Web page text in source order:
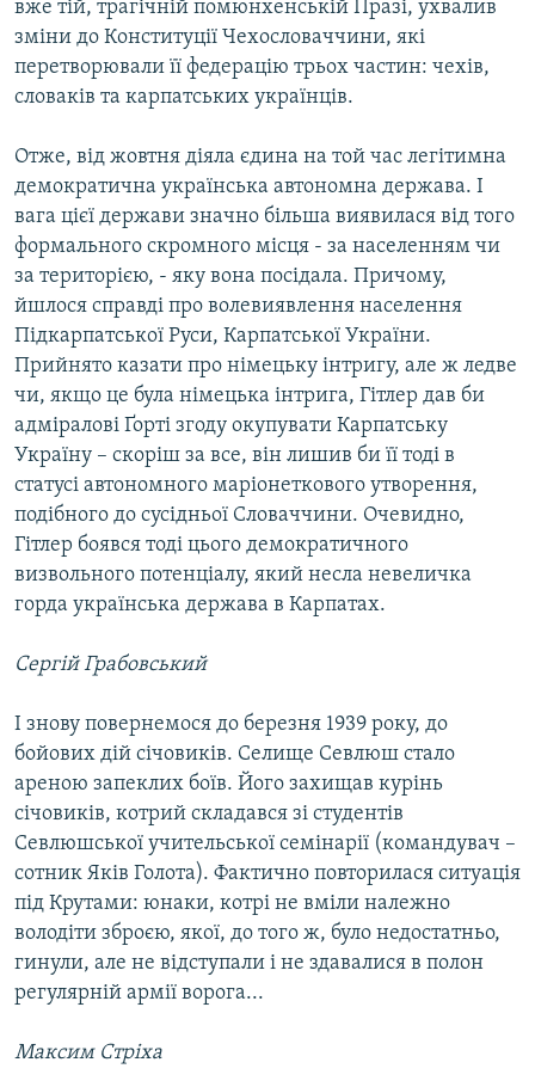
вже тій, трагічній помюнхенській Празі, ухвалив
зміни до Конституції Чехословаччини, які
перетворювали її федерацію трьох частин: чехів,
словаків та карпатських українців.
Отже, від жовтня діяла єдина на той час легітимна
демократична українська автономна держава. І
вага цієї держави значно більша виявилася від того
формального скромного місця - за населенням чи
за територією, - яку вона посідала. Причому,
йшлося справді про волевиявлення населення
Підкарпатської Руси, Карпатської України.
Прийнято казати про німецьку інтригу, але ж ледве
чи, якщо це була німецька інтрига, Гітлер дав би
адміралові Ґорті згоду окупувати Карпатську
Україну – скоріш за все, він лишив би її тоді в
статусі автономного маріонеткового утворення,
подібного до сусідньої Словаччини. Очевидно,
Гітлер боявся тоді цього демократичного
визвольного потенціалу, який несла невеличка
горда українська держава в Карпатах.
Сергій Грабовський
І знову повернемося до березня 1939 року, до
бойових дій січовиків. Селище Севлюш стало
ареною запеклих боїв. Його захищав курінь
січовиків, котрий складався зі студентів
Севлюшської учительської семінарії (командувач –
сотник Яків Голота). Фактично повторилася ситуація
під Крутами: юнаки, котрі не вміли належно
володіти зброєю, якої, до того ж, було недостатньо,
гинули, але не відступали і не здавалися в полон
регулярній армії ворога...
Максим Стріха